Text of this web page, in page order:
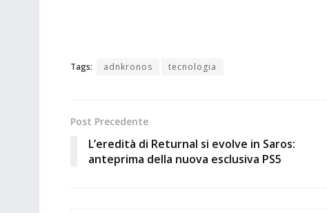
Tags: adnkronos tecnologia
Post Precedente
L’eredità di Returnal si evolve in Saros:
anteprima della nuova esclusiva PS5